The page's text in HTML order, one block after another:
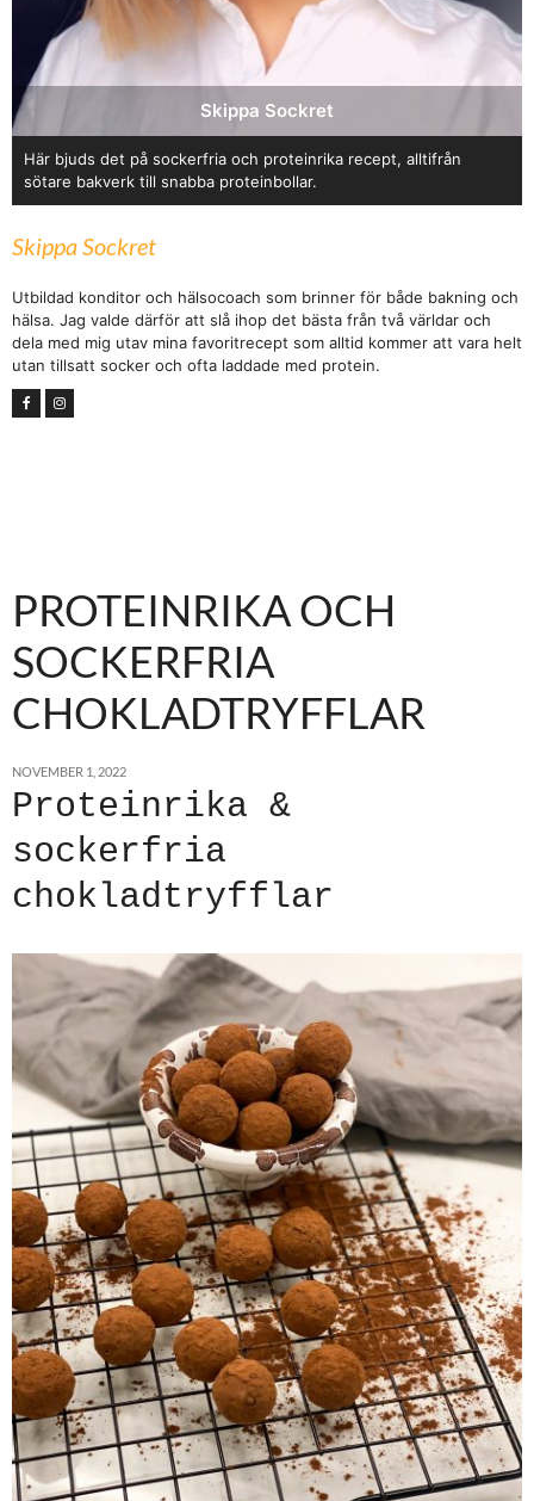
Skippa Sockret
Här bjuds det på sockerfria och proteinrika recept, alltifrån
sötare bakverk till snabba proteinbollar.
Skippa Sockret
Utbildad konditor och hälsocoach som brinner för både bakning och
hälsa. Jag valde därför att slå ihop det bästa från två världar och
dela med mig utav mina favoritrecept som alltid kommer att vara helt
utan tillsatt socker och ofta laddade med protein.
PROTEINRIKA OCH
SOCKERFRIA
CHOKLADTRYFFLAR
NOVEMBER 1, 2022
Proteinrika &
sockerfria
chokladtryfflar